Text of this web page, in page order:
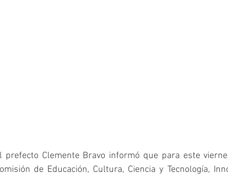
prefecto Clemente Bravo informó que para este
de Educación, Cultura, Ciencia y Tecnología,